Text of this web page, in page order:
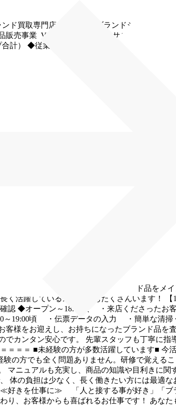
ド買取専門店） EC事業 ブランドショット東
販売事業 VENUS TEARS コンサルタント事業
計） ◆従業員数 800名
2F
最大級の買取専門店☆
貴金属やブランド品をメ
く活躍しているスタッフもたくさんいます！
認 ◆オープン～18:00頃 ・来店くださったお
～19:00頃 ・伝票データの入力 ・簡単な清掃
客様をお迎えし、お持ちになったブランド品を
でカンタン安心です。
先輩スタッフも丁寧に指
＝＝＝ ■未経験の方が多数活躍しています■ 今
験の方でも全く問題ありません。研修で覚えるこ
マニュアルも充実し、商品の知識や目利きに関
体の負担は少なく、長く働きたい方には最適な
≪好きを仕事に≫ 「人と接する事が好き」「
り、お客様からも喜ばれるお仕事です！
あなた